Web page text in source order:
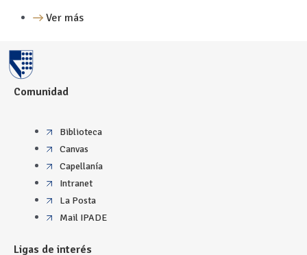
Ver más
Comunidad
Biblioteca
Canvas
Capellanía
Intranet
La Posta
Mail IPADE
Ligas de interés